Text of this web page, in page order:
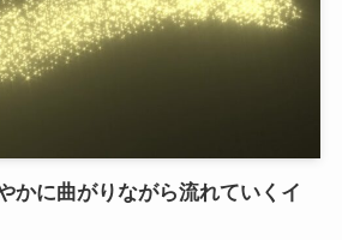
かに曲がりながら流れていくイ